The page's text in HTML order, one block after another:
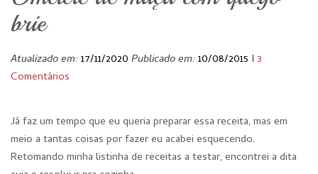
brie
Atualizado em:17/11/2020 Publicado em:10/08/2015 I 3
Comentários
Já faz um tempo que eu queria preparar essa receita, mas em
meio a tantas coisas por fazer eu acabei esquecendo.
Retomando minha listinha de receitas a testar, encontrei a dita